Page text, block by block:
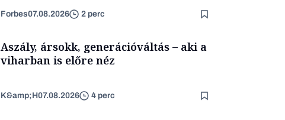
Forbes07.08.2026 2 perc
Aszály, ársokk, generációváltás – aki a
viharban is előre néz
K&amp;H07.08.2026 4 perc